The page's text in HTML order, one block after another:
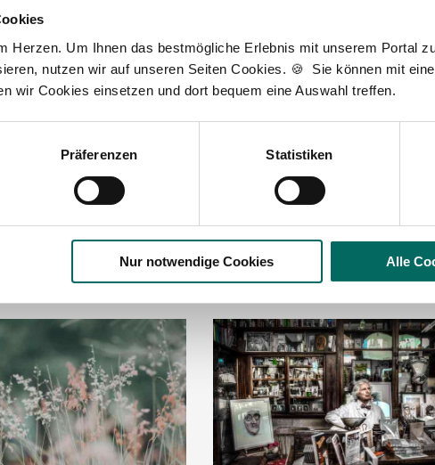
Herzen. Um Ihnen das bestmögliche Erlebnis mit unserem Portal
nutzen wir auf unseren Seiten Cookies. 🍪 Sie können mit
wir Cookies einsetzen und dort bequem eine Auswahl treffen.
Präferenzen Statistiken
Nur notwendige Cookies Alle
eine neue Stelle?
in Ihrer Region.
Personalsuche für
Sie haben offene
passenden (m|w|d), PTA oder
Jetzt
Verwandte Artikel